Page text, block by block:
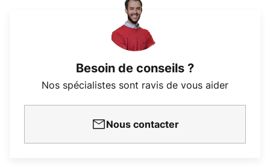
Besoin de conseils ?
Nos spécialistes sont ravis de vous aider
Nous contacter